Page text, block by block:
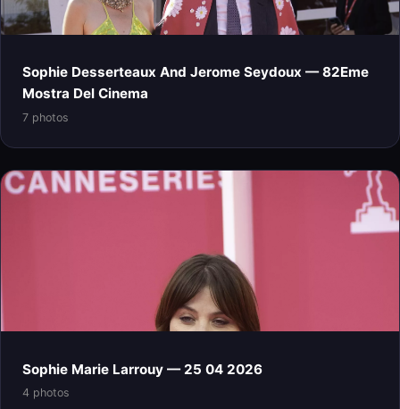
Sophie Desserteaux And Jerome Seydoux — 82Eme
Mostra Del Cinema
7 photos
Sophie Marie Larrouy — 25 04 2026
4 photos